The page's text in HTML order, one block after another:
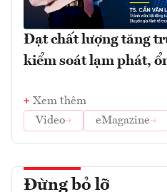
Đạt chất lượng tăng
kiểm soát lạm phát,
Xem thêm
Video
eMagazine
Đừng bỏ lỡ